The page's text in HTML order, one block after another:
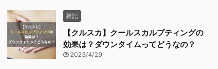
雑記
【クルスカ】クールスカルプティングの
効果は？ダウンタイムってどうなの？
2023/4/29